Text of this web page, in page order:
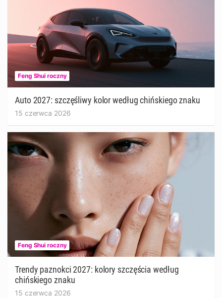
Feng Shui roczny
Auto 2027: szczęśliwy kolor według chińskiego znaku
15 czerwca 2026
Feng Shui roczny
Trendy paznokci 2027: kolory szczęścia według
chińskiego znaku
15 czerwca 2026